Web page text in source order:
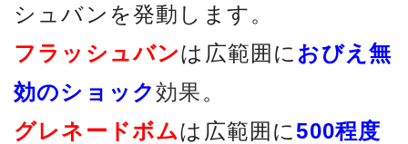
シュバンを発動します。
フラッシュバンは広範囲に おびえ無
効のショック効果。
グレネードボムは広範囲に500程度